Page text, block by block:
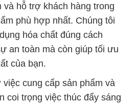
và hỗ trợ khách hàng trong
phù hợp nhất. Chúng tôi
hóa chất đúng cách
an toàn mà còn giúp tối ưu
của bạn.
cung cấp sản phẩm và
coi trọng việc thúc đẩy sáng